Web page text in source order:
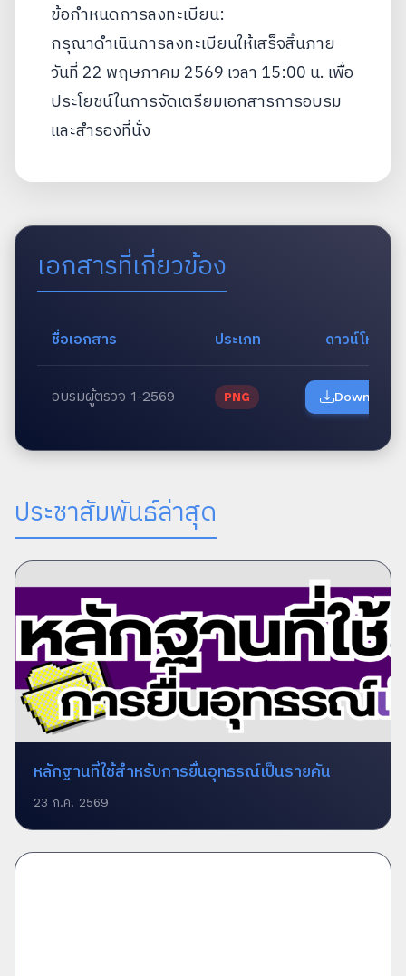
ข้อกำหนดการลงทะเบียน:
กรุณาดำเนินการลงทะเบียนให้เสร็จสิ้นภาย
วันที่ 22 พฤษภาคม 2569 เวลา 15:00 น. เพื่อ
ประโยชน์ในการจัดเตรียมเอกสารการอบรม
และสำรองที่นั่ง
เอกสารที่เกี่ยวข้อง
ชื่อเอกสาร ประเภท ดาวน์โหลด
อบรมผู้ตรวจ 1-2569 PNG Download
ประชาสัมพันธ์ล่าสุด
หลักฐานที่ใช้สำหรับการยื่นอุทธรณ์เป็นรายคัน
23 ก.ค. 2569